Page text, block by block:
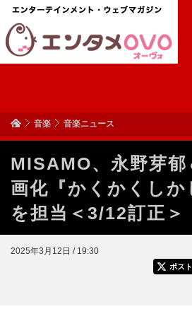
音楽 音楽ニュース
MISAMO、永野芽郁
画化『かくかくしか
を担当＜3/12訂正＞
2025年3月12日 / 19:30
ポスト